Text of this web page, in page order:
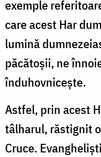
exemple
care acest Har
lumină
păcătoşii, ne
înduhovniceşte.
Astfel, prin acest
tâlharul, răstignit
Cruce.